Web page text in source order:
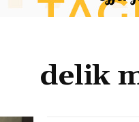
delik